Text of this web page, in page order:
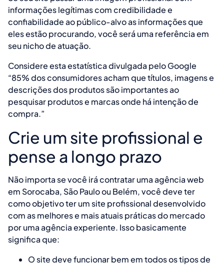
informações legítimas com credibilidade e
confiabilidade ao público-alvo as informações que
eles estão procurando, você será uma referência em
seu nicho de atuação.
Considere esta estatística divulgada pelo Google
“85% dos consumidores acham que títulos, imagens e
descrições dos produtos são importantes ao
pesquisar produtos e marcas onde há intenção de
compra.”
Crie um site profissional e
pense a longo prazo
Não importa se você irá contratar uma agência web
em Sorocaba, São Paulo ou Belém, você deve ter
como objetivo ter um site profissional desenvolvido
com as melhores e mais atuais práticas do mercado
por uma agência experiente. Isso basicamente
significa que:
O site deve funcionar bem em todos os tipos de